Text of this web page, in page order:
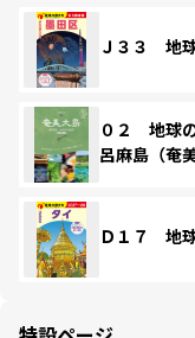
Ｊ３３ 地
０２ 地球
呂麻島（奄
Ｄ１７ 地